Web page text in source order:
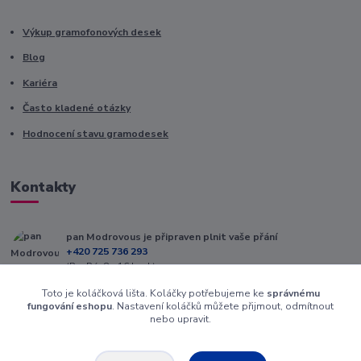
Výkup gramofonových desek
Blog
Kariéra
Často kladené otázky
Hodnocení stavu gramodesek
Kontakty
pan Modrovous je připraven plnit vaše přání
+420 725 736 293
(Po-Pá, 8 - 16 hod.)
info@modrovous.cz
Toto je koláčková lišta. Koláčky potřebujeme ke správnému
fungování eshopu. Nastavení koláčků můžete přijmout, odmítnout
nebo upravit.